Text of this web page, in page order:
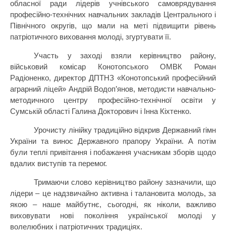
обласної ради лідерів учнівського самоврядування
професійно-технічних навчальних закладів Центрального і
Північного округів, що мали на меті підвищити рівень
патріотичного виховання молоді, згуртувати її.
Участь у заході взяли керівництво району,
військовий комісар Конотопського ОМВК Роман
Радіоненко, директор ДПТНЗ «Конотопський професійний
аграрний ліцей» Андрій Водоп’янов, методисти навчально-
методичного центру професійно-технічної освіти у
Сумській області Галина Докторович і Інна Кіхтенко.
Урочисту лінійку традиційно відкрив Державний гімн
України та винос Державного прапору України. А потім
були теплі привітання і побажання учасникам зборів щодо
вдалих виступів та перемог.
Тримаючи слово керівництво району зазначили, що
лідери – це надзвичайно активна і талановита молодь, за
якою – наше майбутнє, сьогодні, як ніколи, важливо
виховувати нові покоління української молоді у
волелюбних і патріотичних традиціях.